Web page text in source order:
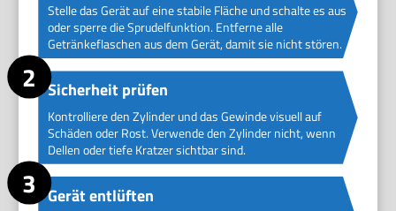
Stelle das Gerät auf eine stabile Fläche und schalte es aus
oder sperre die Sprudelfunktion. Entferne alle
Getränkeflaschen aus dem Gerät, damit sie nicht stören.
Sicherheit prüfen
Kontrolliere den Zylinder und das Gewinde visuell auf
Schäden oder Rost. Verwende den Zylinder nicht, wenn
Dellen oder tiefe Kratzer sichtbar sind.
Gerät entlüften